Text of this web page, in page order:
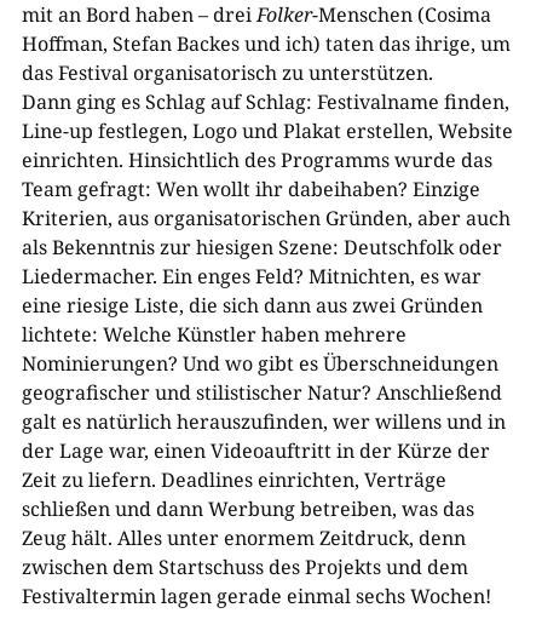
mit an Bord haben – dreiFolker-Menschen (Cosima
Hoffman, Stefan Backes und ich) taten das ihrige, um
das Festival organisatorisch zu unterstützen.
Dann ging es Schlag auf Schlag: Festivalname finden,
Line-up festlegen, Logo und Plakat erstellen, Website
einrichten. Hinsichtlich des Programms wurde das
Team gefragt: Wen wollt ihr dabeihaben? Einzige
Kriterien, aus organisatorischen Gründen, aber auch
als Bekenntnis zur hiesigen Szene: Deutschfolk oder
Liedermacher. Ein enges Feld? Mitnichten, es war
eine riesige Liste, die sich dann aus zwei Gründen
lichtete: Welche Künstler haben mehrere
Nominierungen? Und wo gibt es Überschneidungen
geografischer und stilistischer Natur? Anschließend
galt es natürlich herauszufinden, wer willens und in
der Lage war, einen Videoauftritt in der Kürze der
Zeit zu liefern. Deadlines einrichten, Verträge
schließen und dann Werbung betreiben, was das
Zeug hält. Alles unter enormem Zeitdruck, denn
zwischen dem Startschuss des Projekts und dem
Festivaltermin lagen gerade einmal sechs Wochen!